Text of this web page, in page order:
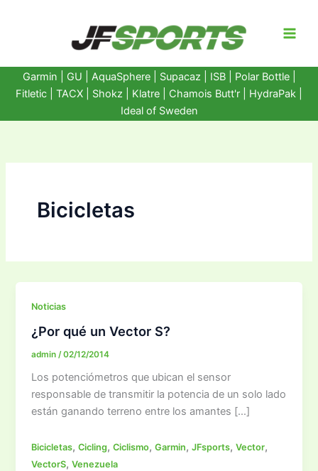
Garmin GU AquaSphere| Supacaz | ISB | Polar Bottle|
Fitletic
TACX Shokz Klatre Chamois Butt'r HydraPak
Ideal of Sweden
Bicicletas
Noticias
¿Por qué un Vector S?
admin /02/12/2014
Los potenciómetros que ubican el sensor
responsable de transmitir la potencia de un solo lado
están ganando terreno entre los amantes […]
Bicicletas,Cicling,Ciclismo,Garmin,JFsports,Vector,
VectorS,Venezuela